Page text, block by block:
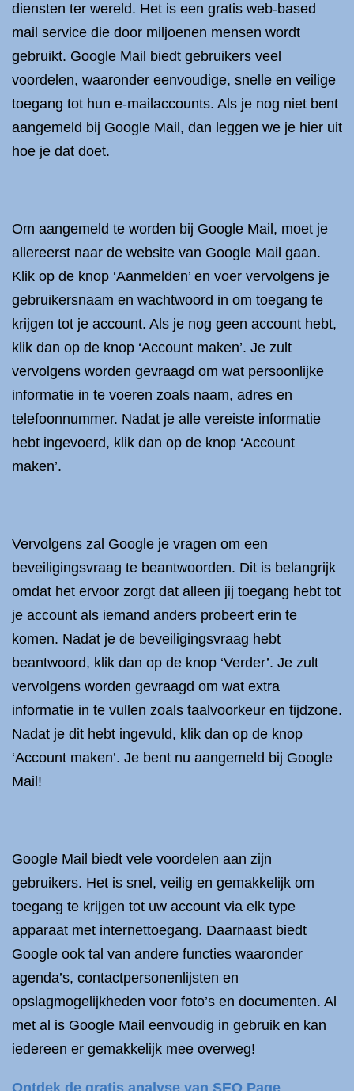
diensten ter wereld. Het is een gratis web-based
mail service die door miljoenen mensen wordt
gebruikt. Google Mail biedt gebruikers veel
voordelen, waaronder eenvoudige, snelle en veilige
toegang tot hun e-mailaccounts. Als je nog niet bent
aangemeld bij Google Mail, dan leggen we je hier uit
hoe je dat doet.
Om aangemeld te worden bij Google Mail, moet je
allereerst naar de website van Google Mail gaan.
Klik op de knop ‘Aanmelden’ en voer vervolgens je
gebruikersnaam en wachtwoord in om toegang te
krijgen tot je account. Als je nog geen account hebt,
klik dan op de knop ‘Account maken’. Je zult
vervolgens worden gevraagd om wat persoonlijke
informatie in te voeren zoals naam, adres en
telefoonnummer. Nadat je alle vereiste informatie
hebt ingevoerd, klik dan op de knop ‘Account
maken’.
Vervolgens zal Google je vragen om een
beveiligingsvraag te beantwoorden. Dit is belangrijk
omdat het ervoor zorgt dat alleen jij toegang hebt tot
je account als iemand anders probeert erin te
komen. Nadat je de beveiligingsvraag hebt
beantwoord, klik dan op de knop ‘Verder’. Je zult
vervolgens worden gevraagd om wat extra
informatie in te vullen zoals taalvoorkeur en tijdzone.
Nadat je dit hebt ingevuld, klik dan op de knop
‘Account maken’. Je bent nu aangemeld bij Google
Mail!
Google Mail biedt vele voordelen aan zijn
gebruikers. Het is snel, veilig en gemakkelijk om
toegang te krijgen tot uw account via elk type
apparaat met internettoegang. Daarnaast biedt
Google ook tal van andere functies waaronder
agenda’s, contactpersonenlijsten en
opslagmogelijkheden voor foto’s en documenten. Al
met al is Google Mail eenvoudig in gebruik en kan
iedereen er gemakkelijk mee overweg!
Ontdek de gratis analyse van SEO Page